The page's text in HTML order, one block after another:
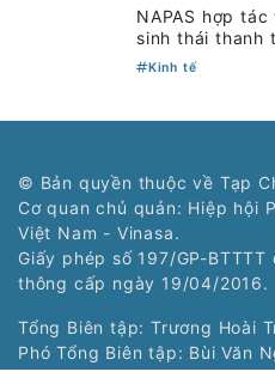
NAPAS hợp
sinh thái thanh
Kinh tế
© Bản quyền thuộc về Tạp
Cơ quan chủ quản: Hiệp hội
Việt Nam - Vinasa.
Giấy phép số 197/GP-
thông cấp ngày 19/04/2016.
Tổng Biên tập: Trương Hoài
Phó Tổng Biên tập: Bùi Văn